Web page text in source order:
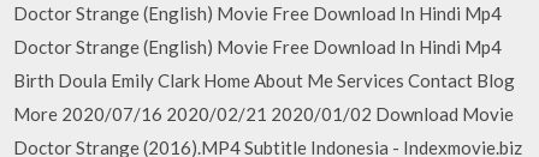
Doctor Strange (English) Movie Free Download In Hindi Mp4
Doctor Strange (English) Movie Free Download In Hindi Mp4
Birth Doula Emily Clark Home About Me Services Contact Blog
More 2020/07/16 2020/02/21 2020/01/02 Download Movie
Doctor Strange (2016).MP4 Subtitle Indonesia - Indexmovie.biz